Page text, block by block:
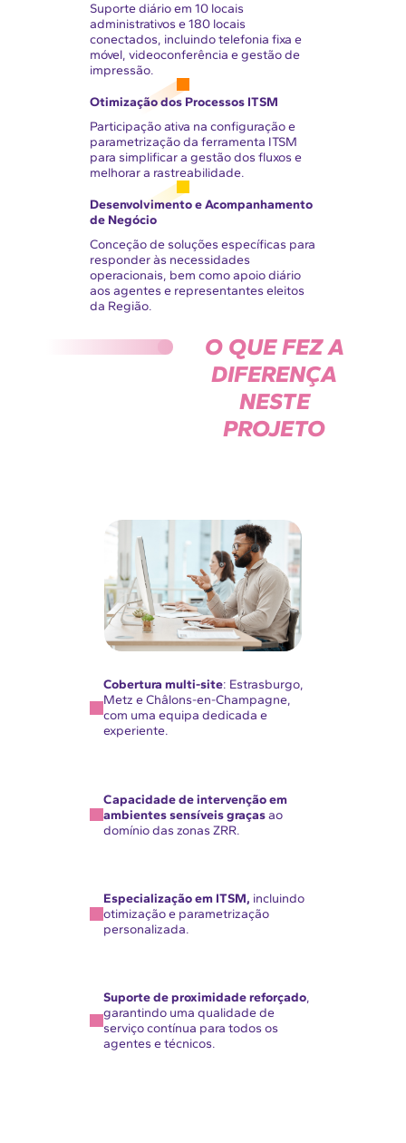
Suporte diário em 10 locais
administrativos e 180 locais
conectados, incluindo telefonia fixa e
móvel, videoconferência e gestão de
impressão.
Otimização dos Processos ITSM
Participação ativa na configuração e
parametrização da ferramenta ITSM
para simplificar a gestão dos fluxos e
melhorar a rastreabilidade.
Desenvolvimento e Acompanhamento
de Negócio
Conceção de soluções específicas para
responder às necessidades
operacionais, bem como apoio diário
aos agentes e representantes eleitos
da Região.
O QUE FEZ A
DIFERENÇA
NESTE
PROJETO
Cobertura multi-site: Estrasburgo,
Metz e Châlons-en-Champagne,
com uma equipa dedicada e
experiente.
Capacidade de intervenção em
ambientes sensíveis graçasao
domínio das zonas ZRR.
Especialização em ITSM, incluindo
otimização e parametrização
personalizada.
Suporte de proximidade reforçado,
garantindo uma qualidade de
serviço contínua para todos os
agentes e técnicos.